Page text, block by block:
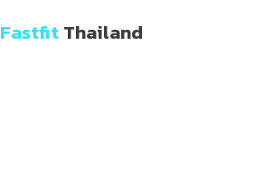
FastfitThailand